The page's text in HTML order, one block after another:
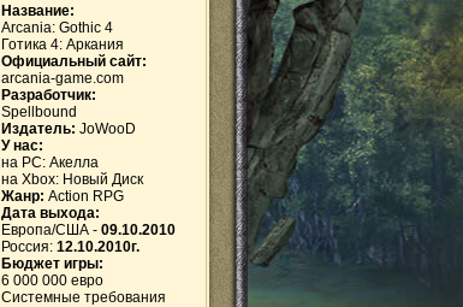
Название:
Arcania: Gothic 4
Готика 4: Аркания
Официальный сайт:
arcania-game.com
Разработчик:
Spellbound
Издатель: JoWooD
У нас:
на PC: Акелла
на Xbox: Новый Диск
Жанр: Action RPG
Дата выхода:
Европа/США - 09.10.2010
Россия: 12.10.2010г.
Бюджет игры:
6 000 000 евро
Системные требования